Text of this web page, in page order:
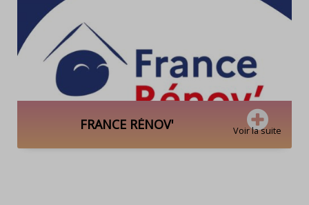
FRANCE RÉNOV' Voir la suite